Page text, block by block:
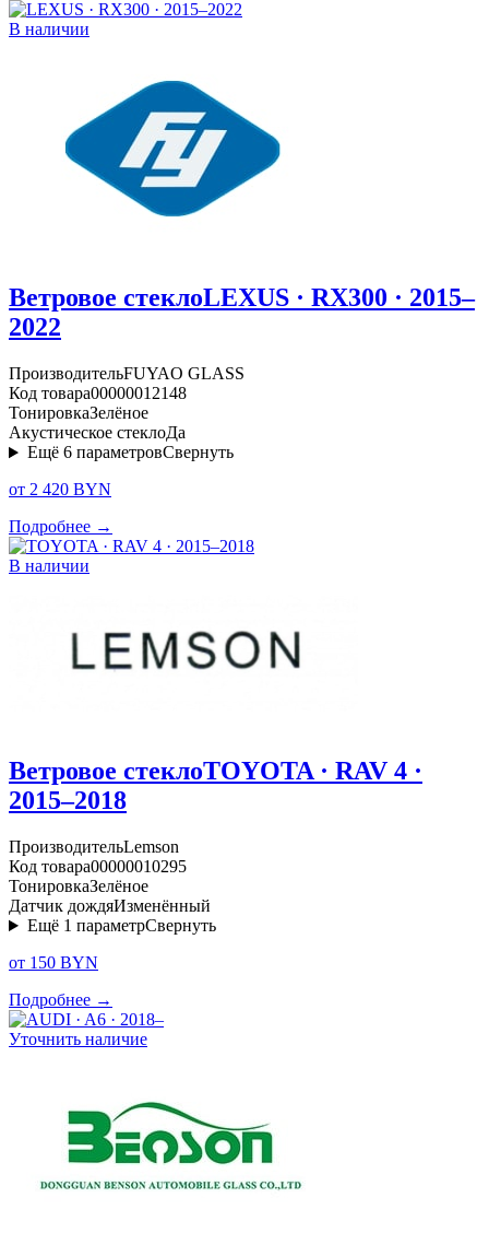
В наличии
Ветровое стеклоLEXUS · RX300 · 2015–
2022
ПроизводительFUYAO GLASS
Код товара00000012148
ТонировкаЗелёное
Акустическое стеклоДа
Ещё 6 параметровСвернуть
от 2 420 BYN
Подробнее →
В наличии
Ветровое стеклоTOYOTA · RAV 4 ·
2015–2018
ПроизводительLemson
Код товара00000010295
ТонировкаЗелёное
Датчик дождяИзменённый
Ещё 1 параметрСвернуть
от 150 BYN
Подробнее →
Уточнить наличие